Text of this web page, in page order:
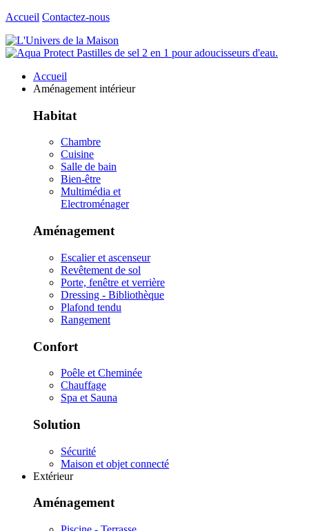
Accueil Contactez-nous
Accueil
Aménagement intérieur
Habitat
Chambre
Cuisine
Salle de bain
Bien-être
Multimédia et
Electroménager
Aménagement
Escalier et ascenseur
Revêtement de sol
Porte, fenêtre et verrière
Dressing - Bibliothèque
Plafond tendu
Rangement
Confort
Poêle et Cheminée
Chauffage
Spa et Sauna
Solution
Sécurité
Maison et objet connecté
Extérieur
Aménagement